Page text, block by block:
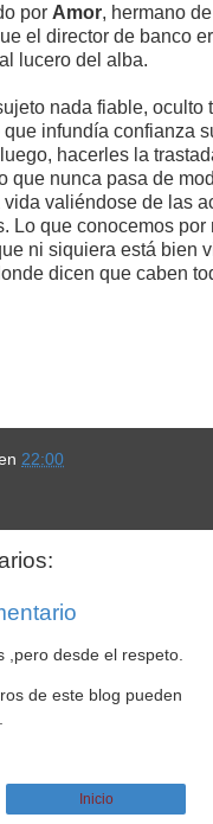
por Amor, hermano de
el director de banco
lucero del alba.
nada fiable, oculto
infundía confianza
hacerles la
que nunca pasa de
valiéndose de las
Lo que conocemos por
ni siquiera está bien
dicen que caben
22:00
,pero desde el respeto.
de este blog pueden
Inicio